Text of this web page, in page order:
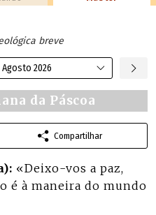
breve
2026
da Páscoa
Compartilhar
«Deixo-vos a paz,
é à maneira do mundo